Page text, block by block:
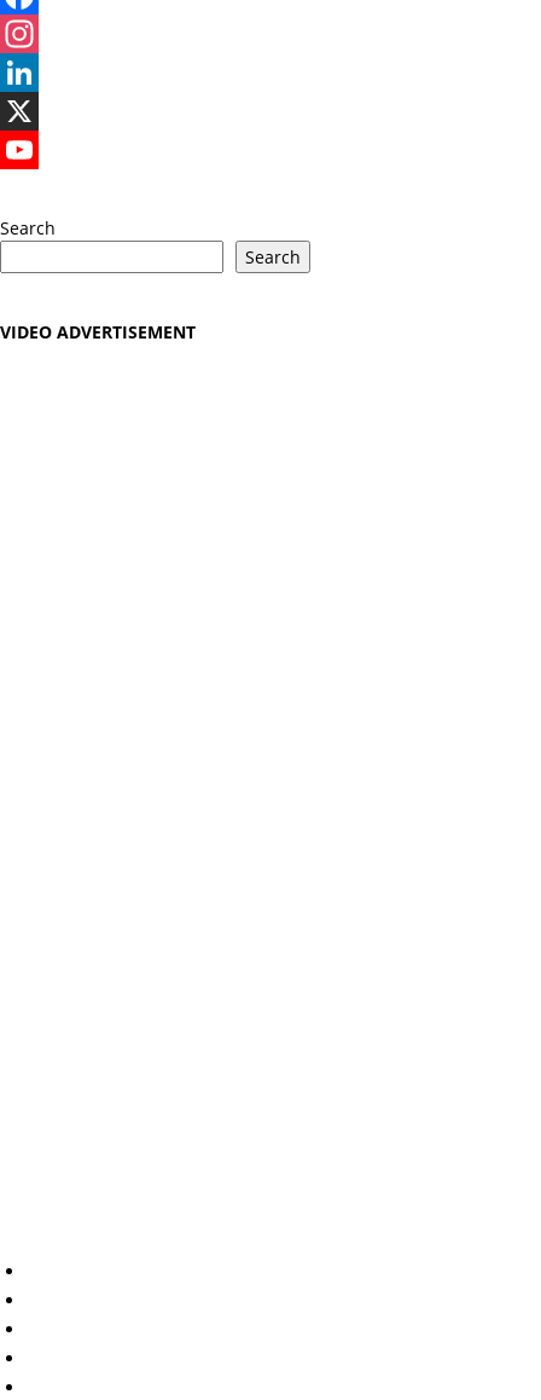
Facebook
Instagram
LinkedIn
X
Search
Search
VIDEO ADVERTISEMENT